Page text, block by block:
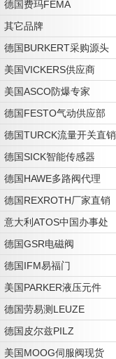
德国费玛FEMA
其它品牌
德国BURKERT采购源头
美国VICKERS供应商
美国ASCO防爆专家
德国FESTO气动供应部
德国TURCK流量开关直销
德国SICK智能传感器
德国HAWE多路阀代理
德国REXROTH厂家直销
意大利ATOS中国办事处
德国GSR电磁阀
德国IFM易福门
美国PARKER液压元件
德国劳易测LEUZE
德国皮尔兹PILZ
美国MOOG伺服阀现货